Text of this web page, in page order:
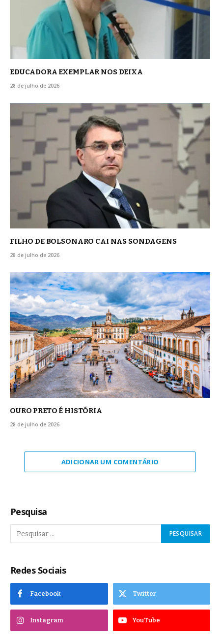
EDUCADORA EXEMPLAR NOS DEIXA
28 de julho de 2026
FILHO DE BOLSONARO CAI NAS SONDAGENS
28 de julho de 2026
OURO PRETO É HISTÓRIA
28 de julho de 2026
ADICIONAR UM COMENTÁRIO
Pesquisa
Redes Sociais
Facebook Twitter
Instagram YouTube